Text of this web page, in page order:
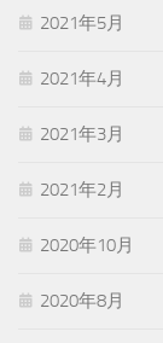
2021年5月
2021年4月
2021年3月
2021年2月
2020年10月
2020年8月